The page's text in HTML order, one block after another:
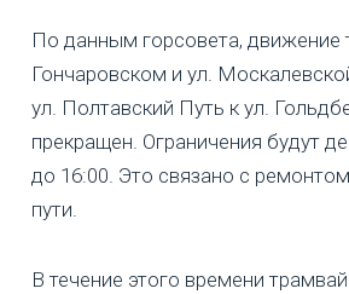
По данным горсовета, движение
Гончаровском и ул.
ул. Полтавский Путь к ул.
прекращен. Ограничения будут
до 16:00. Это связано с
пути.
В течение этого времени